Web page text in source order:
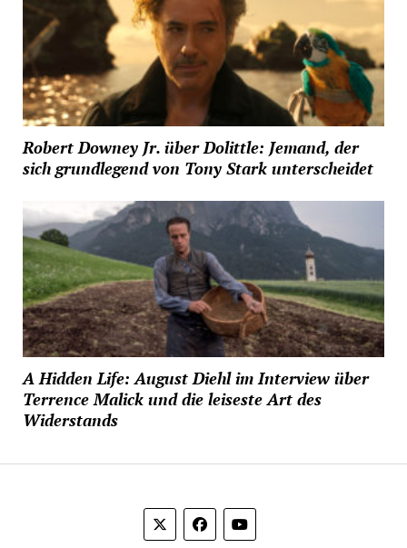
Robert Downey Jr. über Dolittle: Jemand, der
sich grundlegend von Tony Stark unterscheidet
A Hidden Life: August Diehl im Interview über
Terrence Malick und die leiseste Art des
Widerstands